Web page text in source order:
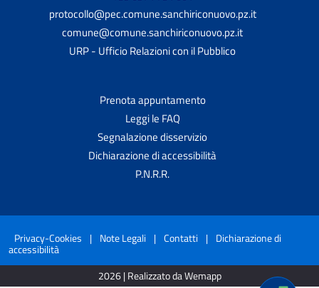
protocollo@pec.comune.sanchiriconuovo.pz.it
comune@comune.sanchiriconuovo.pz.it
URP - Ufficio Relazioni con il Pubblico
Prenota appuntamento
Leggi le FAQ
Segnalazione disservizio
Dichiarazione di accessibilità
P.N.R.R.
Privacy-Cookies | Note Legali | Contatti | Dichiarazione di
accessibilità
2026 | Realizzato da Wemapp